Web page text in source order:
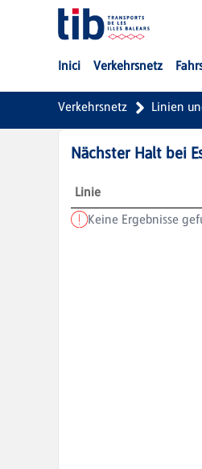
Zum Hauptinhalt springen
Inici Verkehrsnetz
Verkehrsnetz Linien
Nächster Halt bei
Linie
Keine Ergebnisse